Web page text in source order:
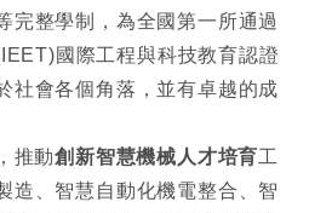
完整學制，為全國第一所通過
國際工程與科技教育認證
社會各個角落，並有卓越的成
推動創新智慧機械人才培育工
造、智慧自動化機電整合、智